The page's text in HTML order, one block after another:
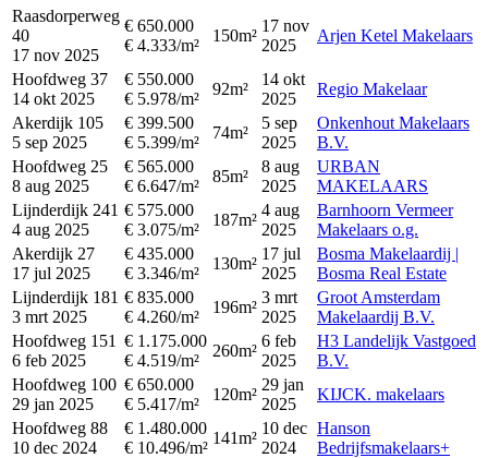
Raasdorperweg
40
17 nov 2025
€ 650.000
€ 4.333/m²
150m²
17 nov
2025
Arjen Ketel Makelaars
Hoofdweg 37
14 okt 2025
€ 550.000
€ 5.978/m²
92m²
14 okt
2025
Regio Makelaar
Akerdijk 105
5 sep 2025
€ 399.500
€ 5.399/m²
74m²
5 sep
2025
Onkenhout Makelaars
B.V.
Hoofdweg 25
8 aug 2025
€ 565.000
€ 6.647/m²
85m²
8 aug
2025
URBAN
MAKELAARS
Lijnderdijk 241
4 aug 2025
€ 575.000
€ 3.075/m²
187m²
4 aug
2025
Barnhoorn Vermeer
Makelaars o.g.
Akerdijk 27
17 jul 2025
€ 435.000
€ 3.346/m²
130m²
17 jul
2025
Bosma Makelaardij |
Bosma Real Estate
Lijnderdijk 181
3 mrt 2025
€ 835.000
€ 4.260/m²
196m²
3 mrt
2025
Groot Amsterdam
Makelaardij B.V.
Hoofdweg 151
6 feb 2025
€ 1.175.000
€ 4.519/m²
260m²
6 feb
2025
H3 Landelijk Vastgoed
B.V.
Hoofdweg 100
29 jan 2025
€ 650.000
€ 5.417/m²
120m²
29 jan
2025
KIJCK. makelaars
Hoofdweg 88
10 dec 2024
€ 1.480.000
€ 10.496/m²
141m²
10 dec
2024
Hanson
Bedrijfsmakelaars+